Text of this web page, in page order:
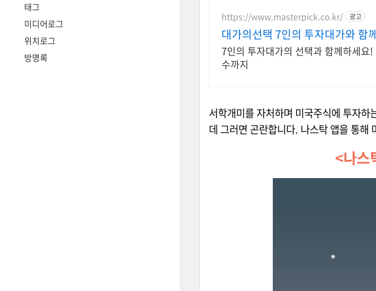
태그
미디어로그
위치로그
방명록
https://www.masterpick.co.kr/ 광고
대가의선택 7인의 투자대가와 함
7인의 투자대가의 선택과 함께하세요
수까지
서학개미를 자처하며 미국주식에 투자
데 그러면 곤란합니다. 나스탁 앱을 통해
<나스